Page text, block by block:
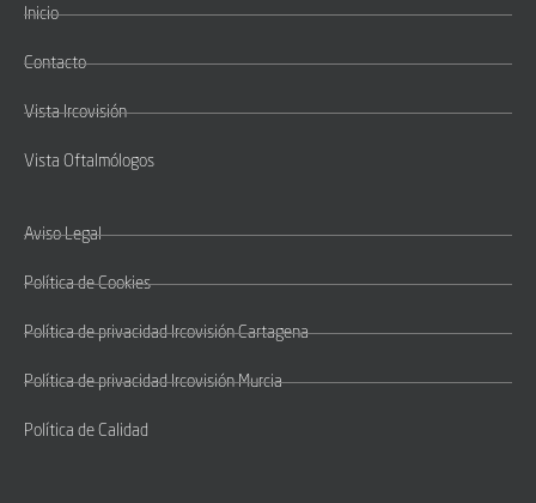
Inicio
Contacto
Vista Ircovisión
Vista Oftalmólogos
Aviso Legal
Política de Cookies
Política de privacidad Ircovisión Cartagena
Política de privacidad Ircovisión Murcia
Política de Calidad